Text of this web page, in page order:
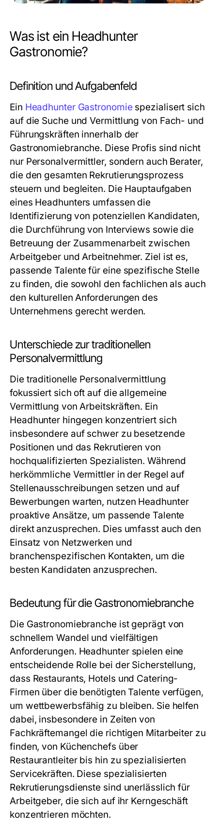
Was ist ein Headhunter
Gastronomie?
Definition und Aufgabenfeld
Ein Headhunter Gastronomiespezialisert sich
auf die Suche und Vermittlung von Fach- und
Führungskräften innerhalb der
Gastronomiebranche. Diese Profis sind nicht
nur Personalvermittler, sondern auch Berater,
die den gesamten Rekrutierungsprozess
steuern und begleiten. Die Hauptaufgaben
eines Headhunters umfassen die
Identifizierung von potenziellen Kandidaten,
die Durchführung von Interviews sowie die
Betreuung der Zusammenarbeit zwischen
Arbeitgeber und Arbeitnehmer. Ziel ist es,
passende Talente für eine spezifische Stelle
zu finden, die sowohl den fachlichen als auch
den kulturellen Anforderungen des
Unternehmens gerecht werden.
Unterschiede zur traditionellen
Personalvermittlung
Die traditionelle Personalvermittlung
fokussiert sich oft auf die allgemeine
Vermittlung von Arbeitskräften. Ein
Headhunter hingegen konzentriert sich
insbesondere auf schwer zu besetzende
Positionen und das Rekrutieren von
hochqualifizierten Spezialisten. Während
herkömmliche Vermittler in der Regel auf
Stellenausschreibungen setzen und auf
Bewerbungen warten, nutzen Headhunter
proaktive Ansätze, um passende Talente
direkt anzusprechen. Dies umfasst auch den
Einsatz von Netzwerken und
branchenspezifischen Kontakten, um die
besten Kandidaten anzusprechen.
Bedeutung für die Gastronomiebranche
Die Gastronomiebranche ist geprägt von
schnellem Wandel und vielfältigen
Anforderungen. Headhunter spielen eine
entscheidende Rolle bei der Sicherstellung,
dass Restaurants, Hotels und Catering-
Firmen über die benötigten Talente verfügen,
um wettbewerbsfähig zu bleiben. Sie helfen
dabei, insbesondere in Zeiten von
Fachkräftemangel die richtigen Mitarbeiter zu
finden, von Küchenchefs über
Restaurantleiter bis hin zu spezialisierten
Servicekräften. Diese spezialisierten
Rekrutierungsdienste sind unerlässlich für
Arbeitgeber, die sich auf ihr Kerngeschäft
konzentrieren möchten.